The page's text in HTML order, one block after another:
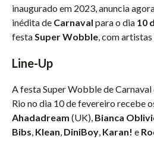
inaugurado em 2023, anuncia
inédita de Carnaval para o dia 10
festaSuper Wobble, com
Line-Up
A festa Super Wobble de
Rio no dia 10 de fevereiro recebe
Ahadadream (UK), Bianca
Bibs, Klean, DiniBoy, Karan! e